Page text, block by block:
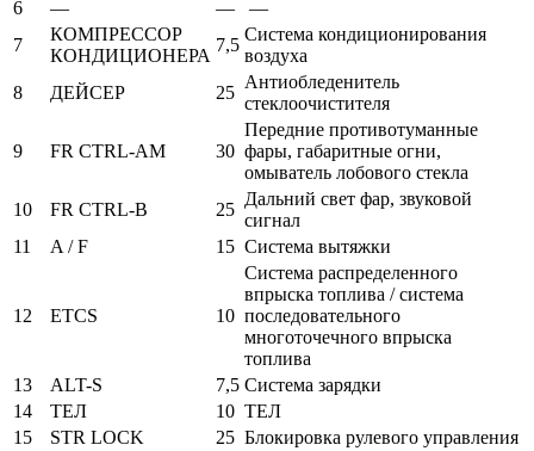
6
— —
—
7
КОМПРЕССОР
КОНДИЦИОНЕРА
7,5
Система кондиционирования
воздуха
8
ДЕЙСЕР 25
Антиобледенитель
стеклоочистителя
9 FR CTRL-AM 30
Передние противотуманные
фары, габаритные огни,
омыватель лобового стекла
10
FR CTRL-B 25
Дальний свет фар, звуковой
сигнал
11
A / F 15 Система вытяжки
12 ETCS 10
Система распределенного
впрыска топлива / система
последовательного
многоточечного впрыска
топлива
13
ALT-S 7,5 Система зарядки
14
ТЕЛ 10 ТЕЛ
15
STR LOCK 25 Блокировка рулевого управления